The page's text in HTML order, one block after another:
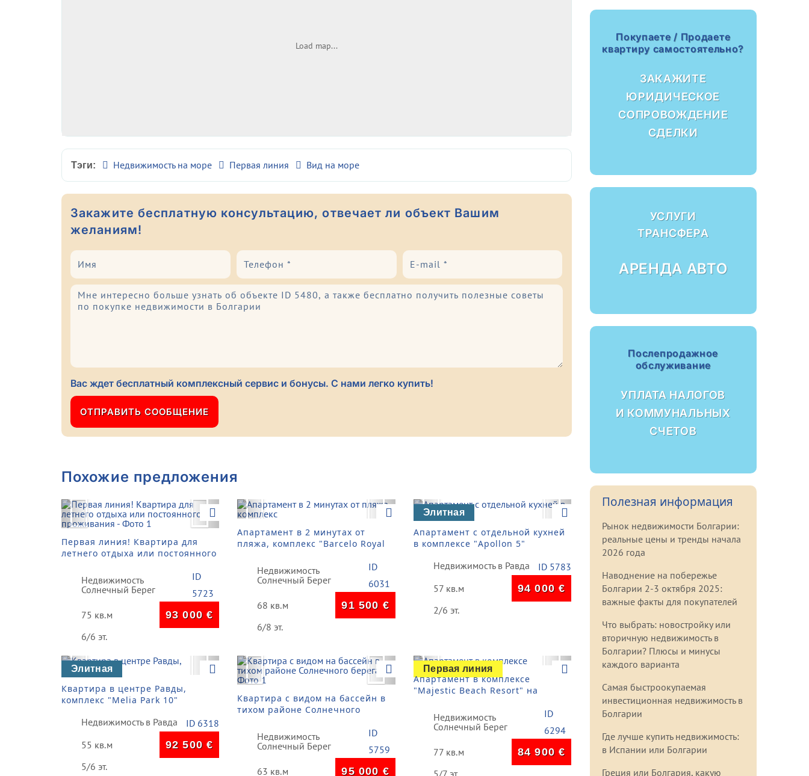
Load map...
Тэги: Недвижимость на море Первая линия Вид на море
Закажите бесплатную консультацию, отвечает ли объект Вашим
желаниям!
Вас ждет бесплатный комплексный сервис и бонусы. С нами легко купить!
Похожие предложения
Previous Next
Первая линия! Квартира для
летнего отдыха или постоянного
Недвижимость
Солнечный Берег
ID
5723
75 кв.м
93 000€
6/6 эт.
Previous Next
Апартамент в 2 минутах от
пляжа, комплекс "Barcelo Royal
инфраструктурой
Недвижимость
Солнечный Берег
ID
6031
68 кв.м
91 500 €
6/8 эт.
Previous Next
Элитная
Апартамент с отдельной кухней
в комплексе "Apollon 5"
Недвижимость в Равда
ID 5783
57 кв.м
94 000€
2/6 эт.
Previous Next
Элитная
Квартира в центре Равды,
комплекс "Melia Park 10"
Недвижимость в Равда
ID 6318
55 кв.м
92 500€
5/6 эт.
Previous Next
Квартира с видом на бассейн в
тихом районе Солнечного
Недвижимость
Солнечный Берег
ID
5759
63 кв.м
95 000 €
Previous Next
Первая линия
Апартамент в комплексе
"Majestic Beach Resort" на
Недвижимость
Солнечный Берег
ID
6294
77 кв.м
84 900€
5/7 эт.
Покупаете / Продаете
квартиру самостоятельно?
ЗАКАЖИТЕ
ЮРИДИЧЕСКОЕ
СОПРОВОЖДЕНИЕ
СДЕЛКИ
УСЛУГИ
ТРАНСФЕРА
АРЕНДА АВТО
Послепродажное
обслуживание
УПЛАТА НАЛОГОВ
И КОММУНАЛЬНЫХ
СЧЕТОВ
Полезная информация
Рынок недвижимости Болгарии:
реальные цены и тренды начала
2026 года
Наводнение на побережье
Болгарии 2-3 октября 2025:
важные факты для покупателей
Что выбрать: новостройку или
вторичную недвижимость в
Болгарии? Плюсы и минусы
каждого варианта
Самая быстроокупаемая
инвестиционная недвижимость в
Болгарии
Где лучше купить недвижимость:
в Испании или Болгарии
Греция или Болгария, какую